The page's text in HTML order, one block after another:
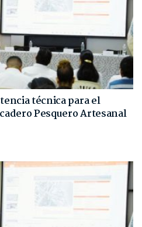
técnica para el
Pesquero Artesanal